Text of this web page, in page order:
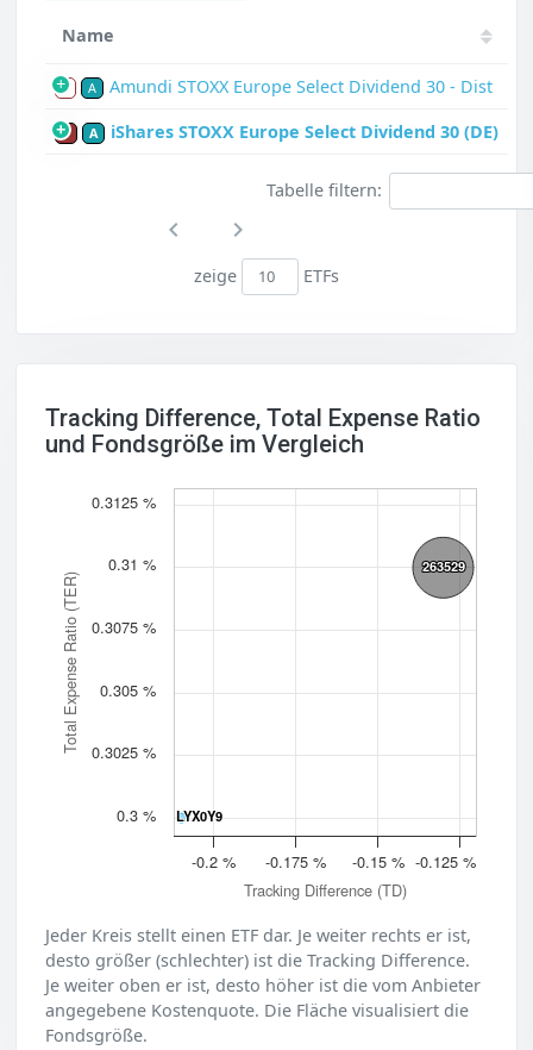
Name
S A Amundi STOXX Europe Select Dividend 30 - Dist
P A iShares STOXX Europe Select Dividend 30 (DE)
Tabelle filtern:
zeige ETFs
Tracking Difference, Total Expense Ratio
und Fondsgröße im Vergleich
Tracking Difference (TD)
Total Expense Ratio (TER)
263529
263529
LYX0Y9
LYX0Y9
-0.2 % -0.175 % -0.15 % -0.125 %
0.3 %
0.3025 %
0.305 %
0.3075 %
0.31 %
0.3125 %
Jeder Kreis stellt einen ETF dar. Je weiter rechts er ist,
desto größer (schlechter) ist die Tracking Difference.
Je weiter oben er ist, desto höher ist die vom Anbieter
angegebene Kostenquote. Die Fläche visualisiert die
Fondsgröße.